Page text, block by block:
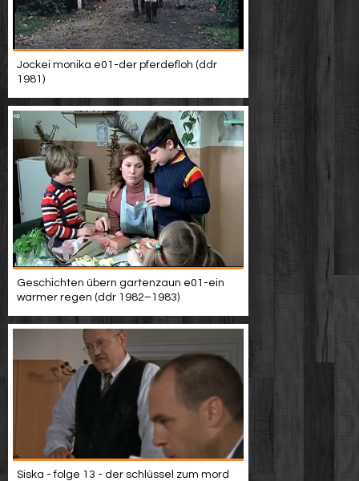
Jockei monika e01-der pferdefloh (ddr
1981)
Geschichten übern gartenzaun e01-ein
warmer regen (ddr 1982–1983)
Siska - folge 13 - der schlüssel zum mord